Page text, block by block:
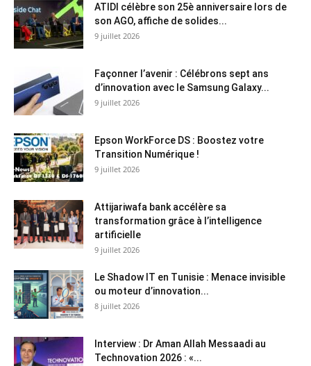
ATIDI célèbre son 25è anniversaire lors de
son AGO, affiche de solides...
9 juillet 2026
Façonner l’avenir : Célébrons sept ans
d’innovation avec le Samsung Galaxy...
9 juillet 2026
Epson WorkForce DS : Boostez votre
Transition Numérique !
9 juillet 2026
Attijariwafa bank accélère sa
transformation grâce à l’intelligence
artificielle
9 juillet 2026
Le Shadow IT en Tunisie : Menace invisible
ou moteur d’innovation...
8 juillet 2026
Interview : Dr Aman Allah Messaadi au
Technovation 2026 : «...